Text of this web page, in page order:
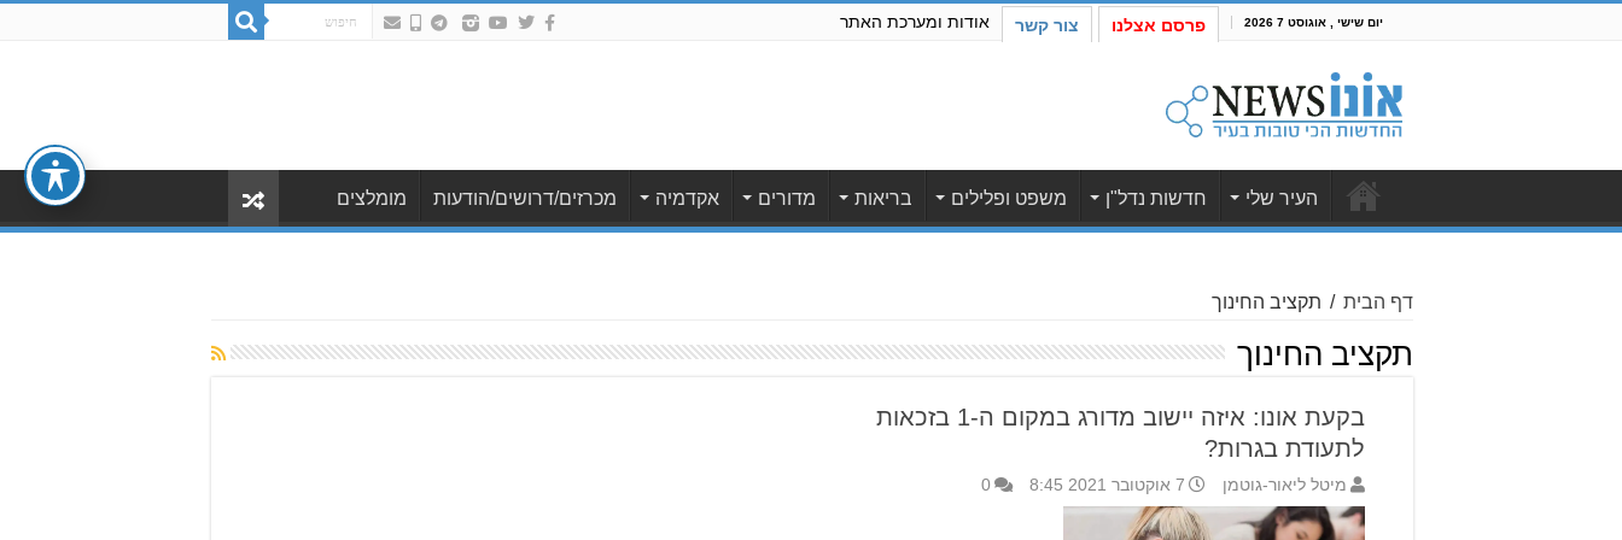
יום שישי , אוגוסט 7 2026 פרסם אצלנו צור קשר אודות ומערכת האתר
העיר שלי חדשות נדל"ן משפט ופלילים בריאות מדורים אקדמיה מכרזים/דרושים/הודעות מומלצים
דף הבית / תקציב החינוך
תקציב החינוך
בקעת אונו: איזה יישוב מדורג במקום ה-1 בזכאות
לתעודת בגרות?
מיטל ליאור-גוטמן 7 אוקטובר 2021 8:45 0